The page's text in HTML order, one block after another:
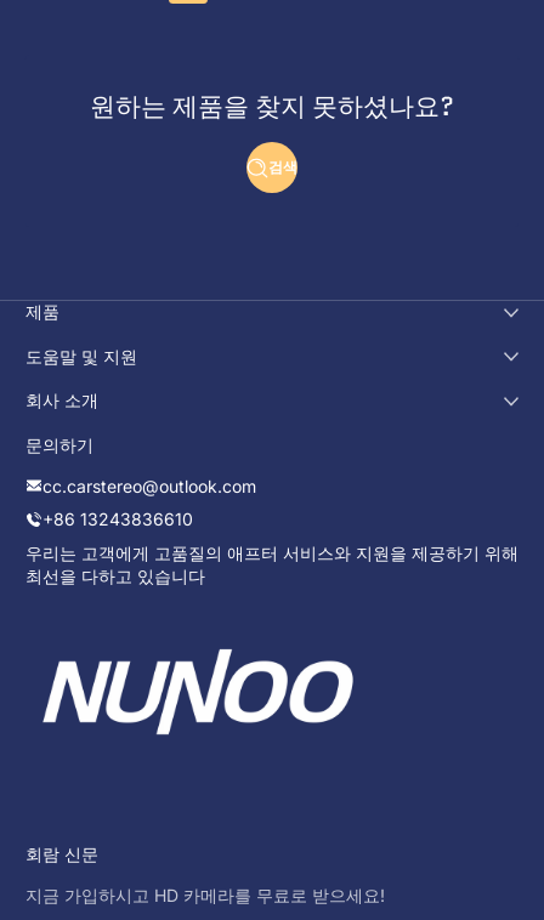
원하는 제품을 찾지 못하셨나요?
검색
제품
도움말 및 지원
회사 소개
문의하기
cc.carstereo@outlook.com
+86 13243836610
우리는 고객에게 고품질의 애프터 서비스와 지원을 제공하기 위해
최선을 다하고 있습니다
회람 신문
지금 가입하시고 HD 카메라를 무료로 받으세요!